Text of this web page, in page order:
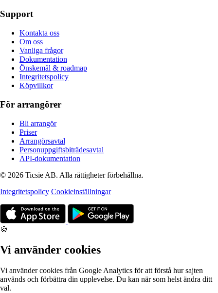
Support
Kontakta oss
Om oss
Vanliga frågor
Dokumentation
Önskemål & roadmap
Integritetspolicy
Köpvillkor
För arrangörer
Bli arrangör
Priser
Arrangörsavtal
Personuppgiftsbiträdesavtal
API-dokumentation
© 2026 Ticsie AB. Alla rättigheter förbehållna.
Integritetspolicy Cookieinställningar
🍪
Vi använder cookies
Vi använder cookies från Google Analytics för att förstå hur sajten
används och förbättra din upplevelse. Du kan när som helst ändra ditt
val.